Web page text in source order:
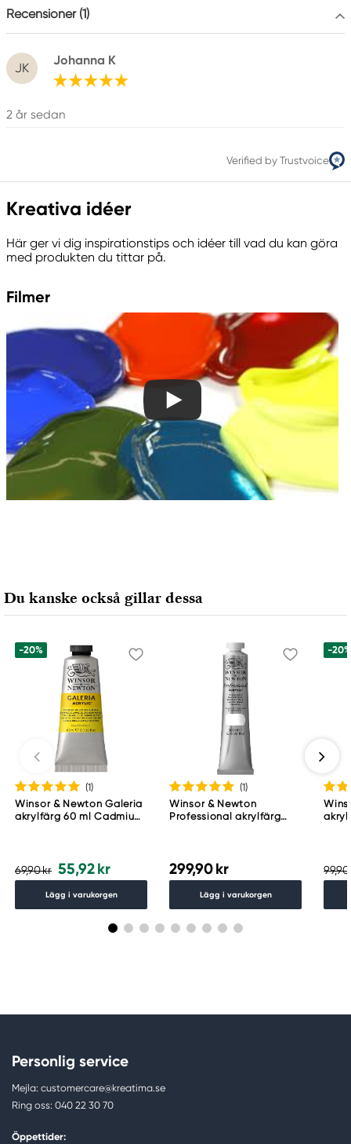
Recensioner (1)
JK
Johanna K
2 år sedan
Verified by Trustvoice
Kreativa idéer
Här ger vi dig inspirationstips och idéer till vad du kan göra
med produkten du tittar på.
Filmer
Du kanske också gillar dessa
-20%
(1)
Winsor & Newton Galeria
akrylfärg 60 ml Cadmium
69,90 kr 55,92 kr
Lägg i varukorgen
(1)
Winsor & Newton
Professional akrylfärg
299,90 kr
Lägg i varukorgen
-
Personlig service
Mejla: customercare@kreatima.se
Ring oss: 040 22 30 70
Öppettider: